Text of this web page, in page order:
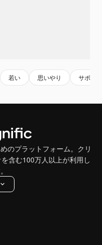
若い 思いやり サポート
のプラットフォーム。クリ
含む100万人以上が利用し